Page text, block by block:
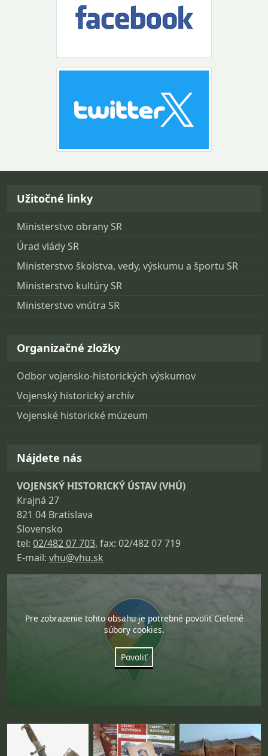
Návrat na začiatok stránky
Užitočné linky
Ministerstvo obrany SR
Úrad vlády SR
Ministerstvo školstva, vedy, výskumu a športu SR
Ministerstvo kultúry SR
Ministerstvo vnútra SR
Organizačné zložky
Odbor vojensko-historických výskumov
Vojenský historický archív
Vojenské historické múzeum
Nájdete nás
VOJENSKÝ HISTORICKÝ ÚSTAV (VHÚ)
Krajná 27
821 04 Bratislava
Slovensko
tel: 02/482 07 703, fax: 02/482 07 719
E-mail: vhu@vhu.sk
Pre zobrazenie tohto obsahu je potrebné povoliť Cielené
súbory cookies.
Povoliť
Fotogaléria